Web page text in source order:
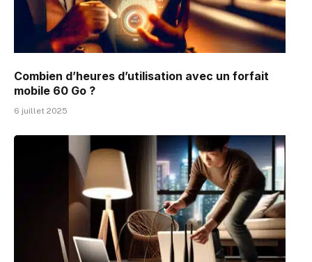
Combien d’heures d’utilisation avec un forfait
mobile 60 Go ?
6 juillet 2025